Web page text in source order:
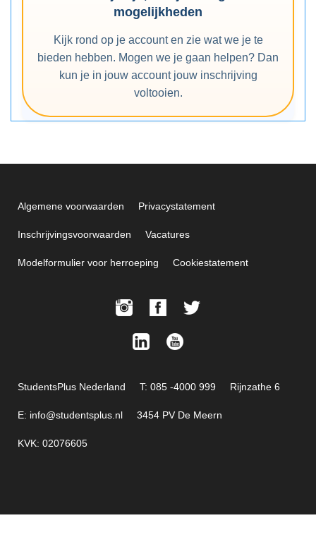
mogelijkheden
Kijk rond op je account en zie wat we je te
bieden hebben. Mogen we je gaan helpen? Dan
kun je in jouw account jouw inschrijving
voltooien.
Algemene voorwaarden Privacystatement
Inschrijvingsvoorwaarden Vacatures
Modelformulier voor herroeping Cookiestatement
StudentsPlus Nederland T: 085 -4000 999 Rijnzathe 6
E: info@studentsplus.nl 3454 PV De Meern
KVK: 02076605